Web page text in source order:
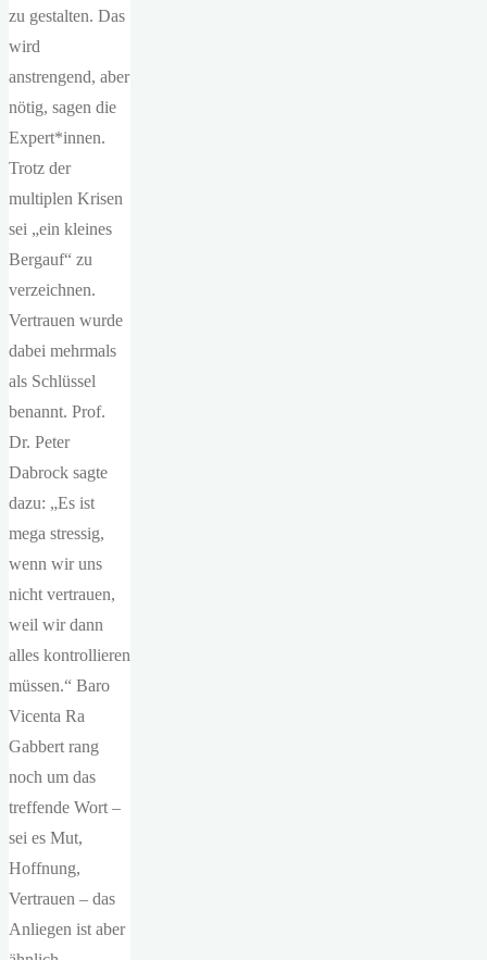
zu gestalten. Das
wird
anstrengend, aber
nötig, sagen die
Expert*innen.
Trotz der
multiplen Krisen
sei „ein kleines
Bergauf“ zu
verzeichnen.
Vertrauen wurde
dabei mehrmals
als Schlüssel
benannt. Prof.
Dr. Peter
Dabrock sagte
dazu: „Es ist
mega stressig,
wenn wir uns
nicht vertrauen,
weil wir dann
alles kontrollieren
müssen.“ Baro
Vicenta Ra
Gabbert rang
noch um das
treffende Wort –
sei es Mut,
Hoffnung,
Vertrauen – das
Anliegen ist aber